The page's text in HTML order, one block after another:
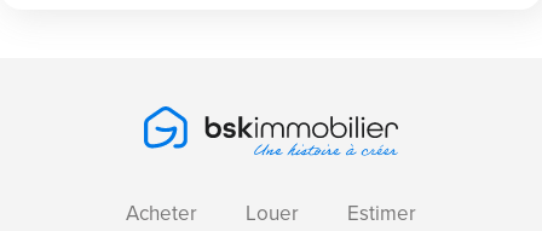
Acheter Louer
Estimer